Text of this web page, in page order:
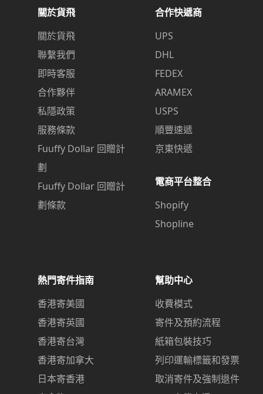
關於貨飛
關於貨飛
聯繫我們
即時客服
合作夥伴
私隱政策
服務條款
Fuuffy Dollar 回贈計
劃
Fuuffy Dollar 回贈計
劃條款
合作快遞商
UPS
DHL
FEDEX
ARAMEX
USPS
順豐速遞
京東快遞
電商平台整合
Shopify
Shopline
熱門寄件指南
香港寄美國
香港寄英國
香港寄台灣
香港寄加拿大
日本寄香港
幫助中心
收費模式
寄件及預約流程
紙箱包裝技巧
列印運輸標籤和發票
取消寄件及強制退件